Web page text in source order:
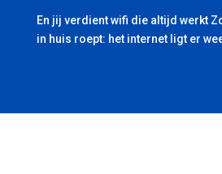
En jij verdient wifi die altijd werkt
in huis roept: het internet ligt er